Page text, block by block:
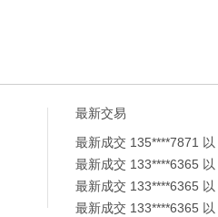
最新交易
最新成交 135****7871 以
最新成交 133****6365 以
最新成交 133****6365 以
最新成交 133****6365 以